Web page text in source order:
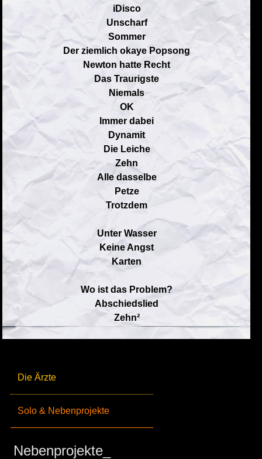
Die Ärzte
Solo & Nebenprojekte
Nebenprojekte_
iDisco
Unscharf
Sommer
Der ziemlich okaye Popsong
Newton hatte Recht
Das Traurigste
Niemals
OK
Immer dabei
Dynamit
Die Leiche
Zehn
Alle dasselbe
Petze
Trotzdem
Unter Wasser
Keine Angst
Karten
Wo ist das Problem?
Abschiedslied
Zehn²